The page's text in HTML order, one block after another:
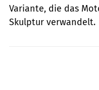
Variante, die das
Skulptur verwandelt.